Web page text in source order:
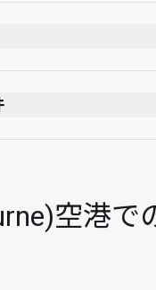
ー
を受けた後にあります
子タバコを含む)
定時刻の3時間前から入
保持者様は、高級銘柄
様20豪ドル(AUD)の
空港で